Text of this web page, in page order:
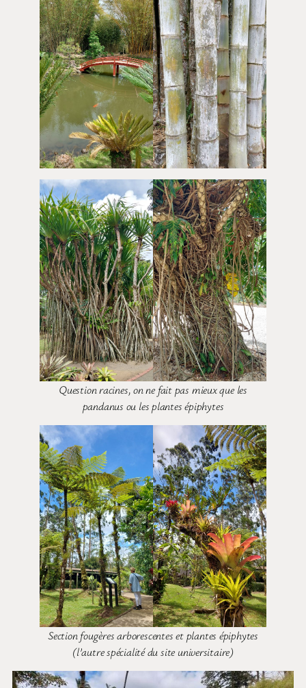
Question racines, on ne fait pas mieux que les
pandanus ou les plantes épiphytes
Section fougères arborescentes et plantes épiphytes
(l’autre spécialité du site universitaire)